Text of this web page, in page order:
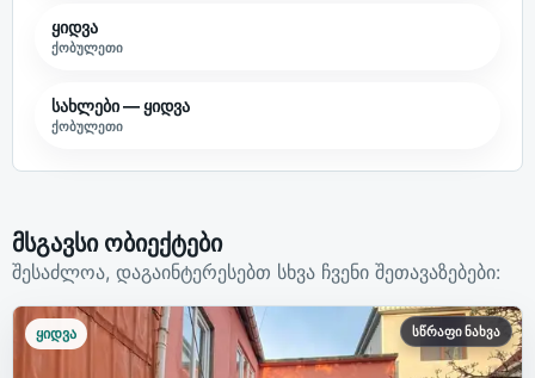
ყიდვა
ქობულეთი
სახლები — ყიდვა
ქობულეთი
მსგავსი ობიექტები
შესაძლოა, დაგაინტერესებთ სხვა ჩვენი შეთავაზებები:
ყიდვა სწრაფი ნახვა